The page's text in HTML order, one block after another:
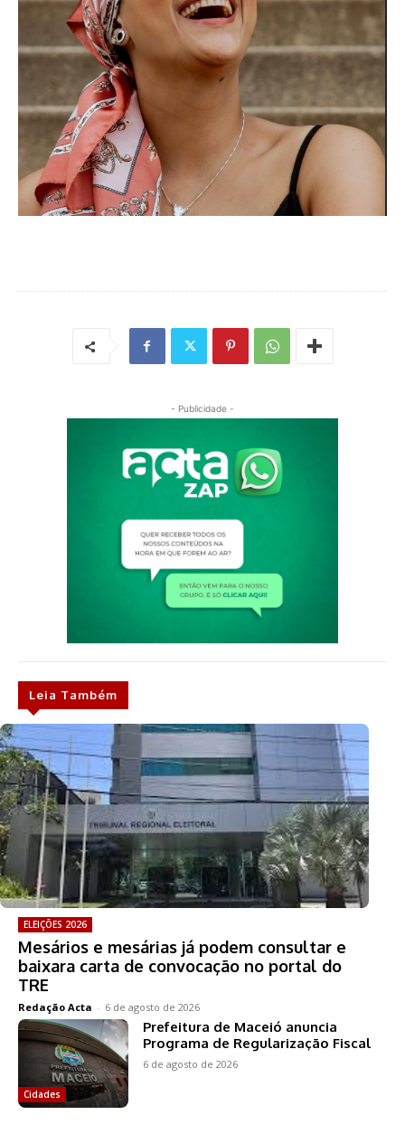
- Publicidade -
Leia Também
ELEIÇÕES 2026
Mesários e mesárias já podem consultar e
baixara carta de convocação no portal do
TRE
Redação Acta - 6 de agosto de 2026
Cidades
Prefeitura de Maceió anuncia
Programa de Regularização Fiscal
6 de agosto de 2026